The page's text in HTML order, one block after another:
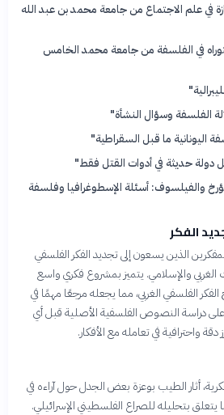
في علم الاجتماع من جامعة محمد بن عبد الله
في الفلسفة من جامعة محمد الخامس
الفلسفة وسؤال النشأة"
اليونانية ما قبل السقراطية"
دولة حديثة في أدوات القتل فقط"
والفيلسوف: أسئلة الإسطوغرافيا وفلسفة
الفكر
الذين يسعون إلى تجديد الفكر الفلسفي
الغربي والإسلامي. يتميز بمشروع فكري واسع
الفلسفي الغربي، مما يجعله مرجعًا مهمًا في
دراسة النصوص الفلسفية الأصلية قبل أي
واحترافية في تعامله مع الأفكار.
أثار الطيب بوعزة بعض الجدل حول آراءه في
بتحليله للصراع الفلسطيني الإسرائيلي.